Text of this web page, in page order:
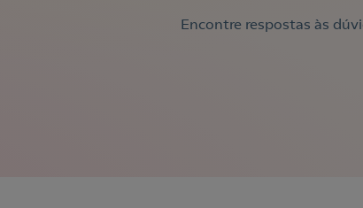
Encontre respostas às